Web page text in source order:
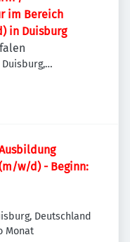
im Bereich
in Duisburg
w/d) - Beginn:
Deutschland
Monat